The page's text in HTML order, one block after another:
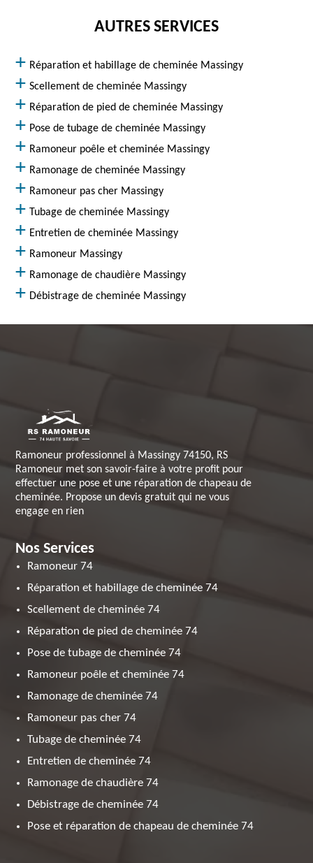
AUTRES SERVICES
Réparation et habillage de cheminée Massingy
Scellement de cheminée Massingy
Réparation de pied de cheminée Massingy
Pose de tubage de cheminée Massingy
Ramoneur poêle et cheminée Massingy
Ramonage de cheminée Massingy
Ramoneur pas cher Massingy
Tubage de cheminée Massingy
Entretien de cheminée Massingy
Ramoneur Massingy
Ramonage de chaudière Massingy
Débistrage de cheminée Massingy
Ramoneur professionnel à Massingy 74150, RS
Ramoneur met son savoir-faire à votre profit pour
effectuer une pose et une réparation de chapeau de
cheminée. Propose un devis gratuit qui ne vous
engage en rien
Nos Services
Ramoneur 74
Réparation et habillage de cheminée 74
Scellement de cheminée 74
Réparation de pied de cheminée 74
Pose de tubage de cheminée 74
Ramoneur poêle et cheminée 74
Ramonage de cheminée 74
Ramoneur pas cher 74
Tubage de cheminée 74
Entretien de cheminée 74
Ramonage de chaudière 74
Débistrage de cheminée 74
Pose et réparation de chapeau de cheminée 74